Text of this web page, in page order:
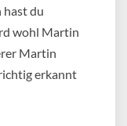
hast du
wohl Martin
Martin
erkannt